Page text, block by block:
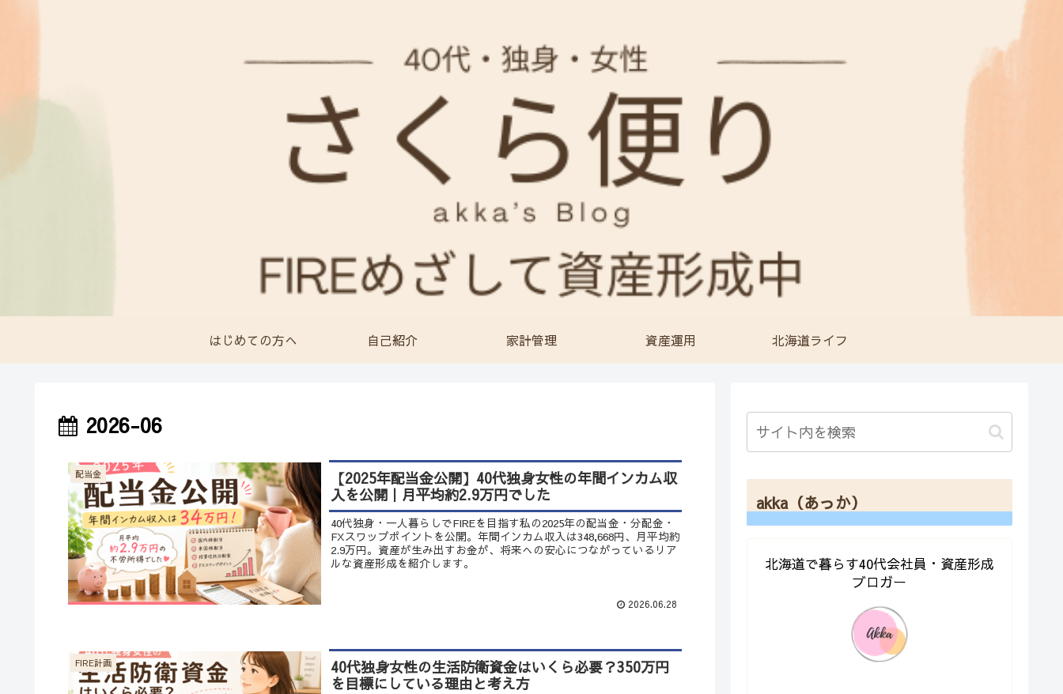
はじめての方へ 自己紹介 家計管理 資産運用 北海道ライフ
2026-06
配当金
【2025年配当金公開】40代独身女性の年間インカム収
入を公開｜月平均約2.9万円でした
40代独身・一人暮らしでFIREを目指す私の2025年の配当金・分配金・
FXスワップポイントを公開。年間インカム収入は348,668円、月平均約
2.9万円。資産が生み出すお金が、将来への安心につながっているリア
ルな資産形成を紹介します。
2026.06.28
FIRE計画
40代独身女性の生活防衛資金はいくら必要？350万円
を目標にしている理由と考え方
akka（あっか）
北海道で暮らす40代会社員・資産形成
ブロガー